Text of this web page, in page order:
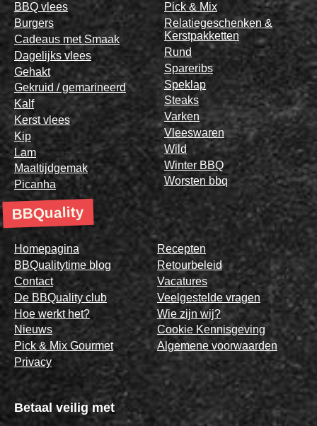
BBQ vlees
Burgers
Cadeaus met Smaak
Dagelijks vlees
Gehakt
Gekruid / gemarineerd
Kalf
Kerst vlees
Kip
Lam
Maaltijdgemak
Picanha
Pick & Mix
Relatiegeschenken &
Kerstpakketten
Rund
Spareribs
Speklap
Steaks
Varken
Vleeswaren
Wild
Winter BBQ
Worsten bbq
BBQuality
Homepagina
BBQualitytime blog
Contact
De BBQuality club
Hoe werkt het?
Nieuws
Pick & Mix Gourmet
Privacy
Recepten
Retourbeleid
Vacatures
Veelgestelde vragen
Wie zijn wij?
Cookie Kennisgeving
Algemene voorwaarden
Betaal veilig met